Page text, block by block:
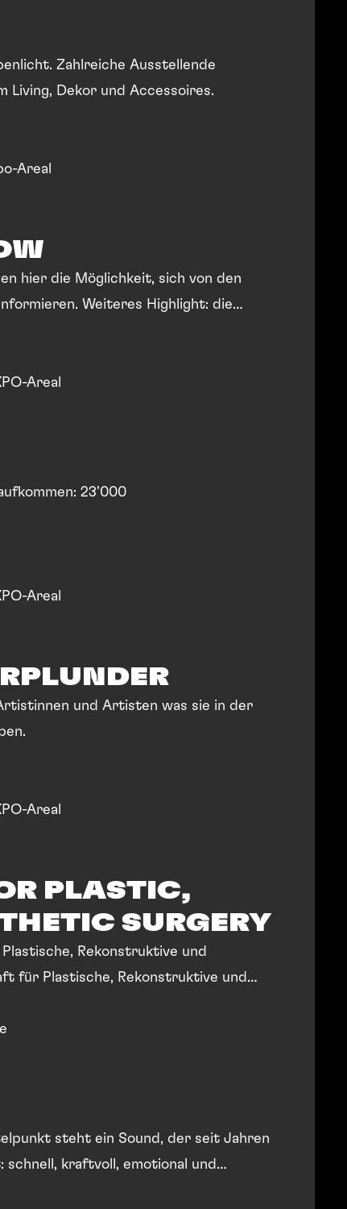
Zahlreiche Ausstellende
Living, Dekor und Accessoires.
Areal
hier die Möglichkeit, sich von den
Weiteres Highlight: die
Areal
Personenaufkommen: 23'000
Areal
und Artisten was sie in der
Areal
PLASTIC,
SURGERY
Rekonstruktive und
für Plastische, Rekonstruktive und
steht ein Sound, der seit Jahren
schnell, kraftvoll, emotional und